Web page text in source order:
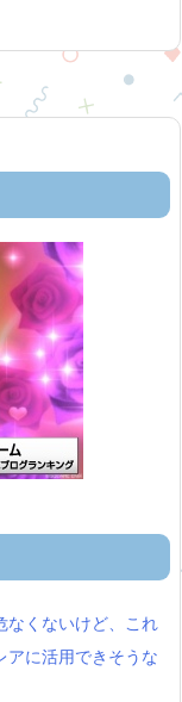
なくないけど、これ
アに活用できそうな